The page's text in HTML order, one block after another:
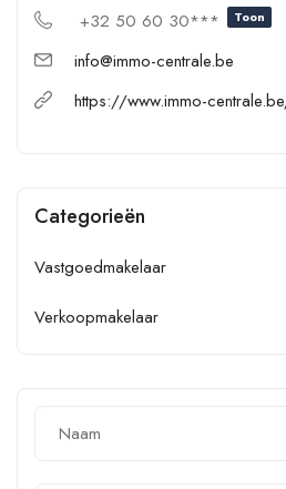
+32 50 60 30*** Toon
info@immo-centrale.be
https://www.immo-
Categorieën
Vastgoedmakelaar
Verkoopmakelaar